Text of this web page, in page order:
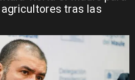
tras las